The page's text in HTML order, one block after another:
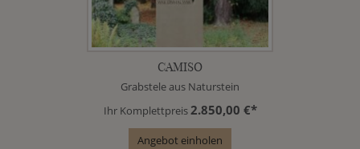
CAMISO
Grabstele aus Naturstein
Ihr Komplettpreis2.850,00 €*
Angebot einholen